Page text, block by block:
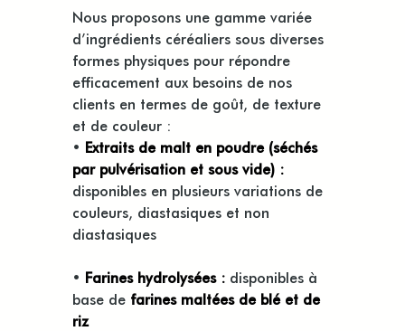
Nous proposons une gamme variée
d’ingrédients céréaliers sous diverses
formes physiques pour répondre
efficacement aux besoins de nos
clients en termes de goût, de texture
et de couleur :
• Extraits de malt en poudre (séchés
par pulvérisation et sous vide) :
disponibles en plusieurs variations de
couleurs, diastasiques et non
diastasiques
• Farines hydrolysées : disponibles à
base de farines maltées de blé et de
riz